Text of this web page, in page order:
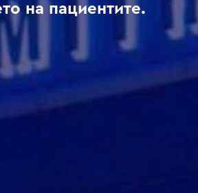
на пациентите.